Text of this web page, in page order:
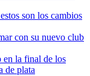
son los cambios
con su nuevo club
en la final de los
de plata